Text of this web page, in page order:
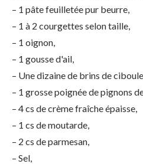
– 1 pâte feuilletée pur beurre,
– 1 à 2 courgettes selon taille,
– 1 oignon,
– 1 gousse d'ail,
– Une dizaine de brins de
– 1 grosse poignée de pignons
– 4 cs de crème fraîche épaisse,
– 1 cs de moutarde,
– 2 cs de parmesan,
– Sel,